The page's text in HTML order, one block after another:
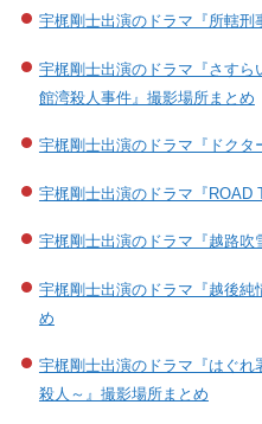
宇梶剛士出演のドラマ『所轄刑
宇梶剛士出演のドラマ『さす
館湾殺人事件』撮影場所まとめ
宇梶剛士出演のドラマ『ドクタ
宇梶剛士出演のドラマ『ROAD
宇梶剛士出演のドラマ『越路吹
宇梶剛士出演のドラマ『越後純
め
宇梶剛士出演のドラマ『はぐ
殺人～』撮影場所まとめ